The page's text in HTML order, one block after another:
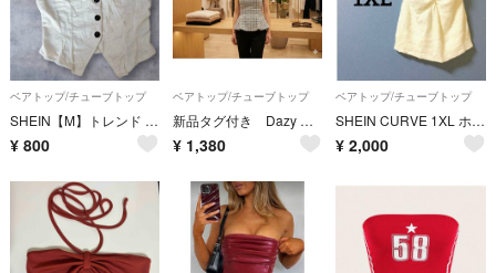
ベアトップ/チューブトップ
SHEIN【M】トレンド ビスチェ コーデュロイ ベスト バックオープン 白
¥ 800
ベアトップ/チューブトップ
新品タグ付き Dazy チェック柄 ベアトップ
¥ 1,380
ベアトップ/チューブトップ
SHEIN CURVE 1XL ホワイトビスチェ
¥ 2,000